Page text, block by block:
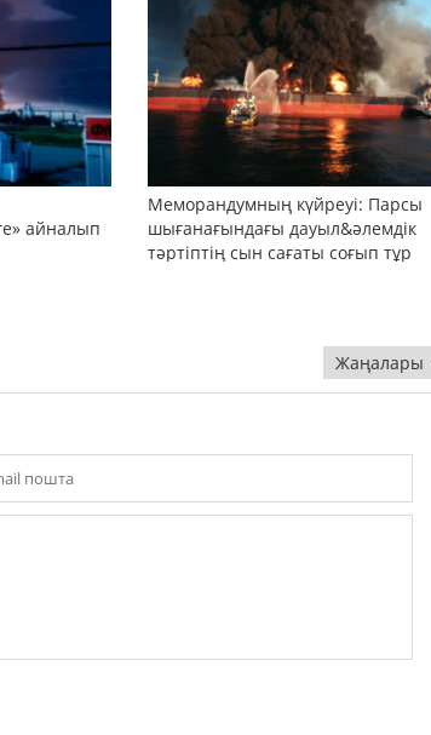
айналып
Меморандумның күйреуі: Парсы
шығанағындағы дауыл&әлемдік
тәртіптің сын сағаты соғып тұр